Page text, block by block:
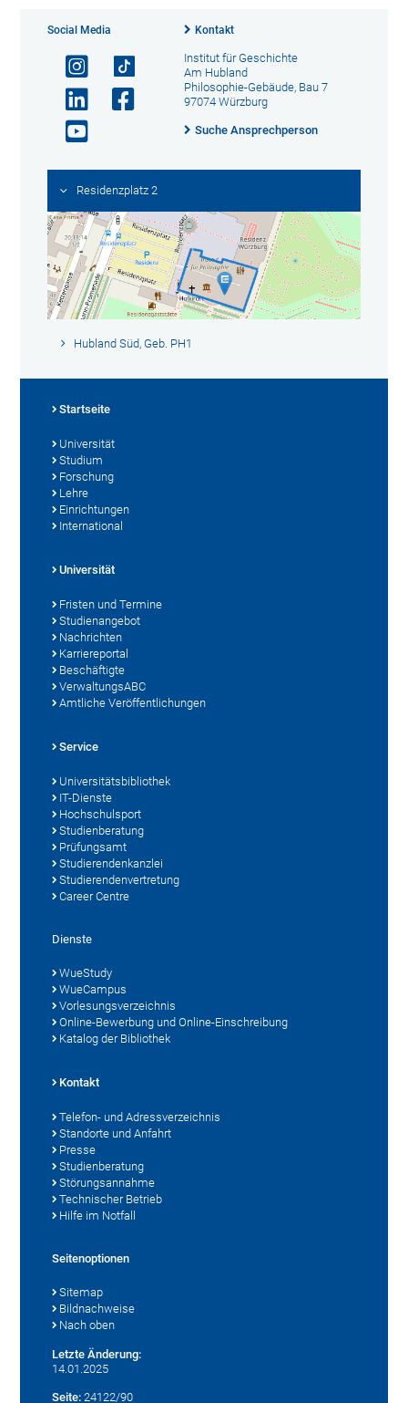
Social Media Kontakt
Institut für Geschichte
Am Hubland
Philosophie-Gebäude, Bau 7
97074 Würzburg
Suche Ansprechperson
Residenzplatz 2
Hubland Süd, Geb. PH1
Startseite
Universität
Studium
Forschung
Lehre
Einrichtungen
International
Universität
Fristen und Termine
Studienangebot
Nachrichten
Karriereportal
Beschäftigte
VerwaltungsABC
Amtliche Veröffentlichungen
Service
Universitätsbibliothek
IT-Dienste
Hochschulsport
Studienberatung
Prüfungsamt
Studierendenkanzlei
Studierendenvertretung
Career Centre
Dienste
WueStudy
WueCampus
Vorlesungsverzeichnis
Online-Bewerbung und Online-Einschreibung
Katalog der Bibliothek
Kontakt
Telefon- und Adressverzeichnis
Standorte und Anfahrt
Presse
Studienberatung
Störungsannahme
Technischer Betrieb
Hilfe im Notfall
Seitenoptionen
Sitemap
Bildnachweise
Nach oben
Letzte Änderung:
14.01.2025
Seite: 24122/90